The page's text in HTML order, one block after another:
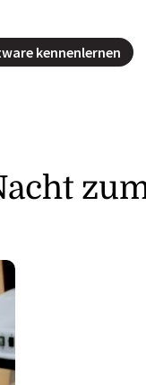
kennenlernen